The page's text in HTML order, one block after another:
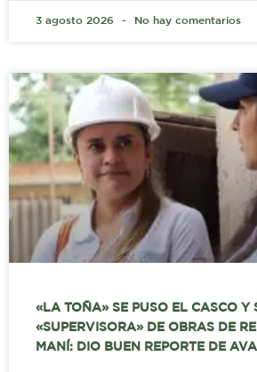
3 agosto 2026 No hay comentarios
«LA TOÑA» SE PUSO EL CASCO Y
«SUPERVISORA» DE OBRAS DE
MANÍ: DIO BUEN REPORTE DE